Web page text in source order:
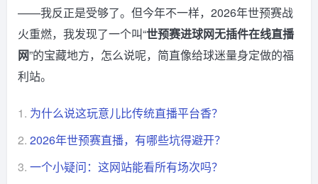
——我反正是受够了。但今年不一样，2026年世预赛战
火重燃，我发现了一个叫“世预赛进球网无插件在线直播
网”的宝藏地方，怎么说呢，简直像给球迷量身定做的福
利站。
1. 为什么说这玩意儿比传统直播平台香？
2. 2026年世预赛直播，有哪些坑得避开？
3. 一个小疑问：这网站能看所有场次吗？